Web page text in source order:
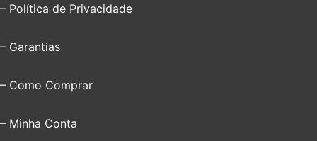
– Política de Privacidade
– Garantias
– Como Comprar
– Minha Conta